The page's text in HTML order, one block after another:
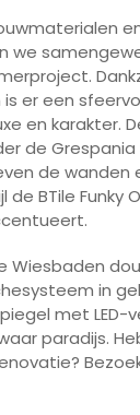
we
er een
en karakter.
de Grespania
de wanden
de BTile Funky
Wiesbaden
in
met LED-
paradijs.